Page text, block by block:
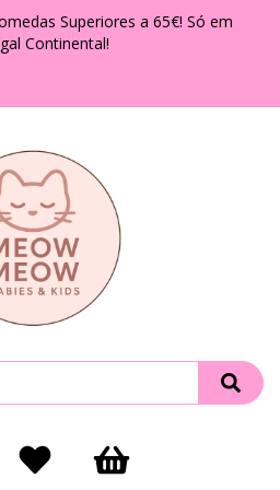
Superiores a 65€! Só em
Continental!